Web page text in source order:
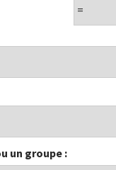
un groupe :